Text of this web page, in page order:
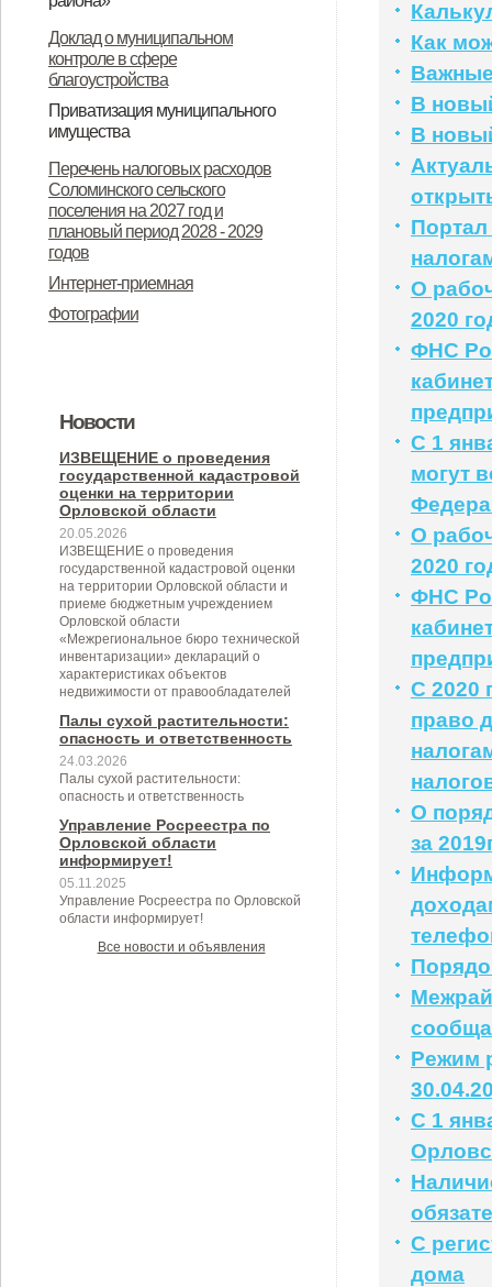
выплате детям отдельных
категорий военнослужащих».
(публичных) слушаний
Доклад о муниципальном
контроле в сфере
благоустройства
Приватизация муниципального
имущества
порядке планирования и принятия
решений об условиях
приватизации муниципального
имущества муниципального
образования Соломинское
района Орловской области
администрации Соломинского
сельского поселения
Дмитровского района Орловской
области об итогах приватизации и
продажи государственного и
Перечень налоговых расходов
Соломинского сельского
поселения на 2027 год и
плановый период 2028 - 2029
годов
Интернет-приемная
Фотографии
Новости
ИЗВЕЩЕНИЕ о проведения
государственной кадастровой
оценки на территории
Орловской области
20.05.2026
ИЗВЕЩЕНИЕ о проведения
государственной кадастровой оценки
на территории Орловской области и
приеме бюджетным учреждением
Орловской области
«Межрегиональное бюро технической
инвентаризации» деклараций о
характеристиках объектов
недвижимости от правообладателей
Палы сухой растительности:
опасность и ответственность
24.03.2026
Палы сухой растительности:
опасность и ответственность
Управление Росреестра по
Орловской области
информирует!
05.11.2025
Управление Росреестра по Орловской
области информирует!
Все новости и объявления
Как
В
В
Портал
О
2020
ФНС
С 1
могут
О
2020
ФНС
С 2020
право
О
за
Режим
С 1
С
дома